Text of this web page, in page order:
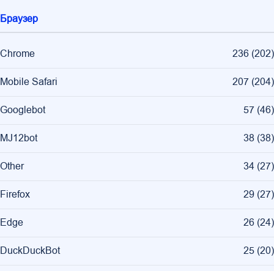
Браузер
Chrome 236 (202)
Mobile Safari 207 (204)
Googlebot 57 (46)
MJ12bot 38 (38)
Other 34 (27)
Firefox 29 (27)
Edge 26 (24)
DuckDuckBot 25 (20)